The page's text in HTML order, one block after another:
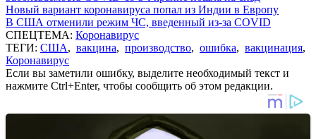
Новый вариант коронавируса попал из Индии в Европу
В США отменили режим ЧС, введенный из-за COVID
СПЕЦТЕМА: Коронавирус
ТЕГИ: США, вакцина, производство, ошибка, вакцинация,
Коронавирус
Если вы заметили ошибку, выделите необходимый текст и
нажмите Ctrl+Enter, чтобы сообщить об этом редакции.